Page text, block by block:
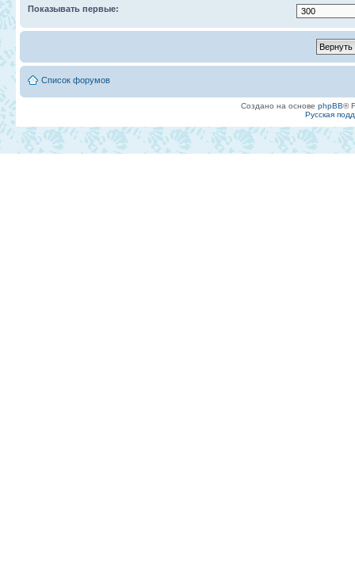
Показывать первые:
Список форумов
Создано на основе phpBB®
Русская